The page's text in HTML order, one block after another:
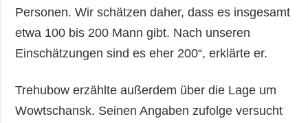
Personen. Wir schätzen daher, dass es insgesamt
etwa 100 bis 200 Mann gibt. Nach unseren
Einschätzungen sind es eher 200“, erklärte er.
Trehubow erzählte außerdem über die Lage um
Wowtschansk. Seinen Angaben zufolge versucht